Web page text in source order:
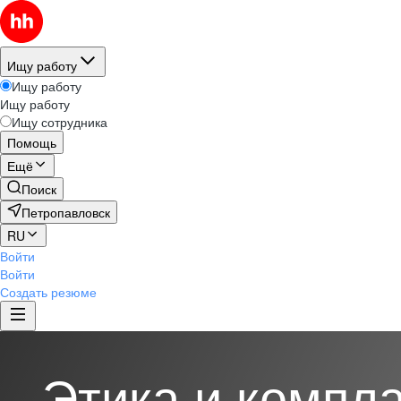
Ищу работу
Ищу работу
Ищу работу
Ищу сотрудника
Помощь
Ещё
Поиск
Петропавловск
RU
Войти
Войти
Создать резюме